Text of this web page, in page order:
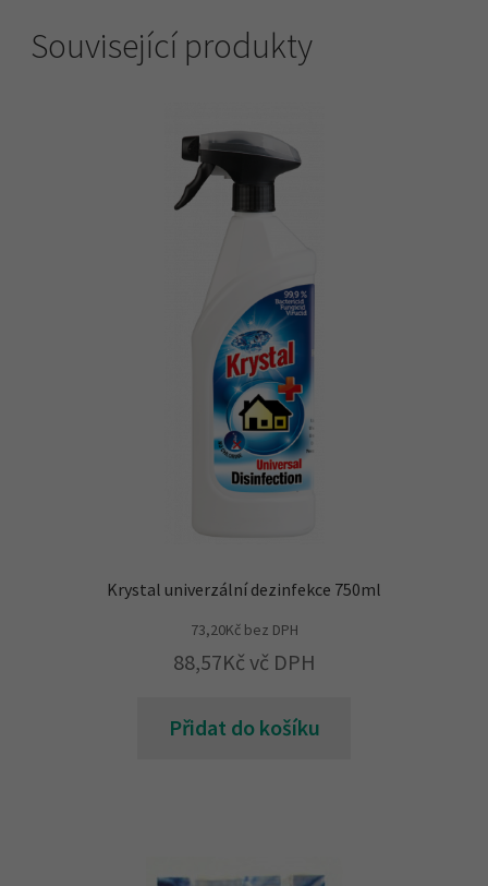
Související produkty
Krystal univerzální dezinfekce 750ml
73,20Kčbez DPH
88,57Kč vč DPH
Přidat do košíku